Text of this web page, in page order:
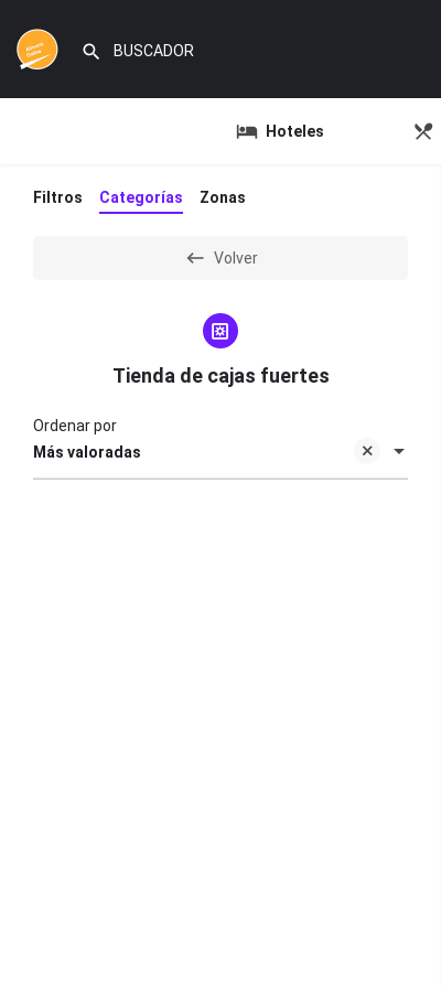
Hoteles
Filtros Categorías Zonas
Volver
Tienda de cajas fuertes
Más valoradas
Ordenar por